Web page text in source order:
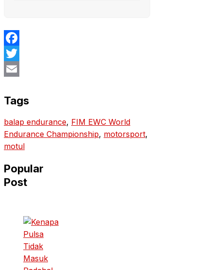
Facebook
Twitter
Tags
balap endurance, FIM EWC World
Endurance Championship, motorsport
motul
Popular
Post